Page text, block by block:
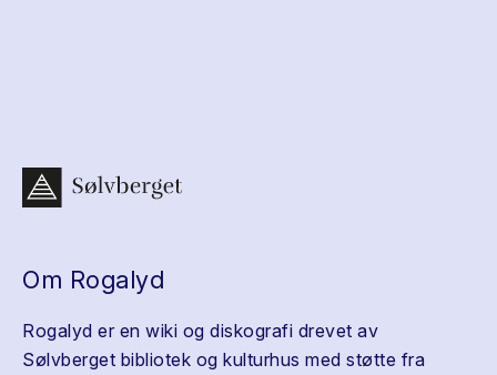
Om Rogalyd
Rogalyd er en wiki og diskografi drevet av
Sølvberget bibliotek og kulturhus med støtte fra